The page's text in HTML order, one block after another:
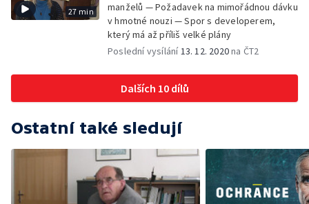
27 min
manželů — Požadavek na mimořádnou dávku
v hmotné nouzi — Spor s developerem,
který má až příliš velké plány
Poslední vysílání13. 12. 2020na ČT2
Dalších 10 dílů
Ostatní také sledují